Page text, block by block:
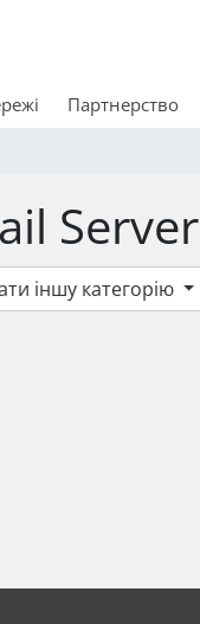
Партнерство
Server
іншу категорію